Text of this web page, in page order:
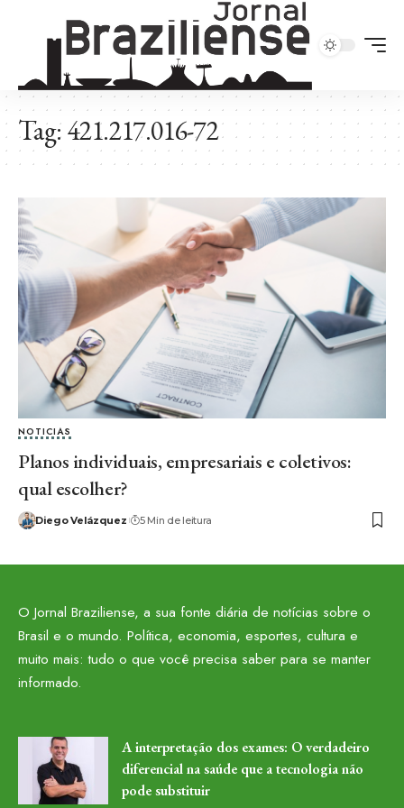
Tag:421.217.016-72
NOTICIAS
Planos individuais, empresariais e coletivos:
qual escolher?
Diego Velázquez 5 Min de leitura
O Jornal Braziliense, a sua fonte diária de notícias sobre o
Brasil e o mundo. Política, economia, esportes, cultura e
muito mais: tudo o que você precisa saber para se manter
informado.
A interpretação dos exames: O verdadeiro
diferencial na saúde que a tecnologia não
pode substituir